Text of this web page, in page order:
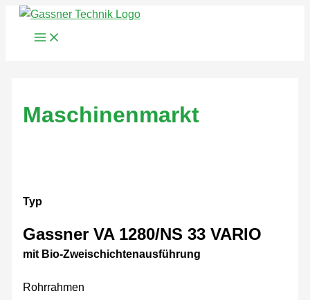
Zum
Maschinenmarkt
Typ
Gassner VA 1280/NS 33 VARIO
mit Bio-Zweischichtenausführung
Rohrrahmen